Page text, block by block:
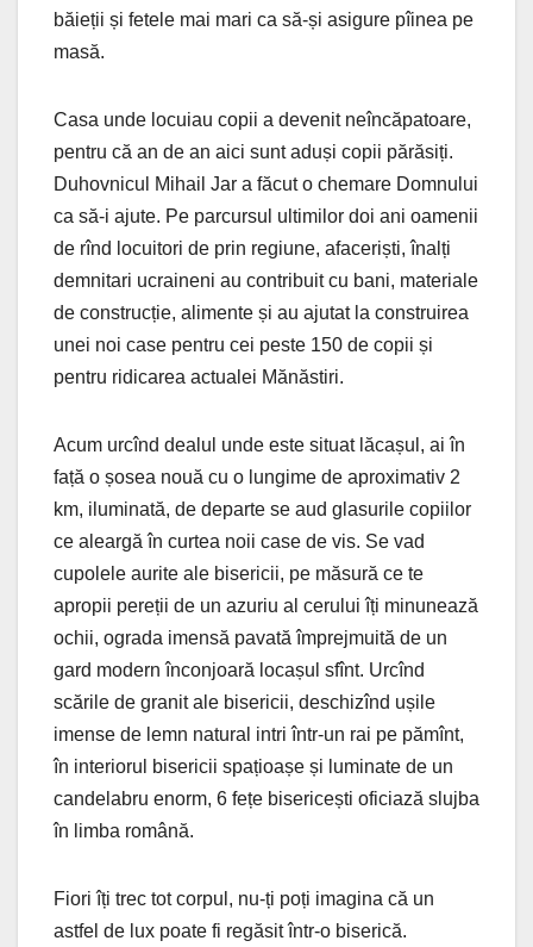
băieții și fetele mai mari ca să-și asigure pîinea pe
masă.
Casa unde locuiau copii a devenit neîncăpatoare,
pentru că an de an aici sunt aduși copii părăsiți.
Duhovnicul Mihail Jar a făcut o chemare Domnului
ca să-i ajute. Pe parcursul ultimilor doi ani oamenii
de rînd locuitori de prin regiune, afaceriști, înalți
demnitari ucraineni au contribuit cu bani, materiale
de construcție, alimente și au ajutat la construirea
unei noi case pentru cei peste 150 de copii și
pentru ridicarea actualei Mănăstiri.
Acum urcînd dealul unde este situat lăcașul, ai în
față o șosea nouă cu o lungime de aproximativ 2
km, iluminată, de departe se aud glasurile copiilor
ce aleargă în curtea noii case de vis. Se vad
cupolele aurite ale bisericii, pe măsură ce te
apropii pereții de un azuriu al cerului îți minunează
ochii, ograda imensă pavată împrejmuită de un
gard modern înconjoară locașul sfînt. Urcînd
scările de granit ale bisericii, deschizînd ușile
imense de lemn natural intri într-un rai pe pămînt,
în interiorul bisericii spațioașe și luminate de un
candelabru enorm, 6 fețe bisericești oficiază slujba
în limba română.
Fiori îți trec tot corpul, nu-ți poți imagina că un
astfel de lux poate fi regăsit într-o biserică.